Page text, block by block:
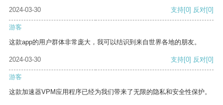
2024-03-30
支持[0] 反对[0]
游客
这款app的用户群体非常庞大，我可以结识到来自世界各地的朋友。
2024-03-30 支持[0] 反对[0]
游客
这款加速器VPM应用程序已经为我们带来了无限的隐私和安全性保护。